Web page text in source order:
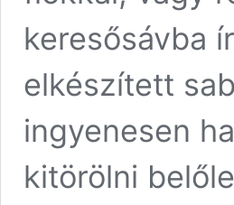
keresősávba
elkészített
ingyenesen
kitörölni